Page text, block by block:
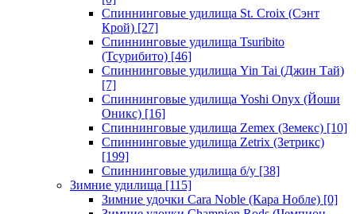
Спиннинговые удилища St. Croix (Сэнт
Крой) [27]
Спиннинговые удилища Tsuribito
(Тсурибито) [46]
Спиннинговые удилища Yin Tai (Джин Тай)
[7]
Спиннинговые удилища Yoshi Onyx (Йоши
Оникс) [16]
Спиннинговые удилища Zemex (Земекс) [10]
Спиннинговые удилища Zetrix (Зетрикс)
[199]
Спиннинговые удилища б/у [38]
Зимние удилища [115]
Зимние удочки Cara Noble (Кара Нобле) [0]